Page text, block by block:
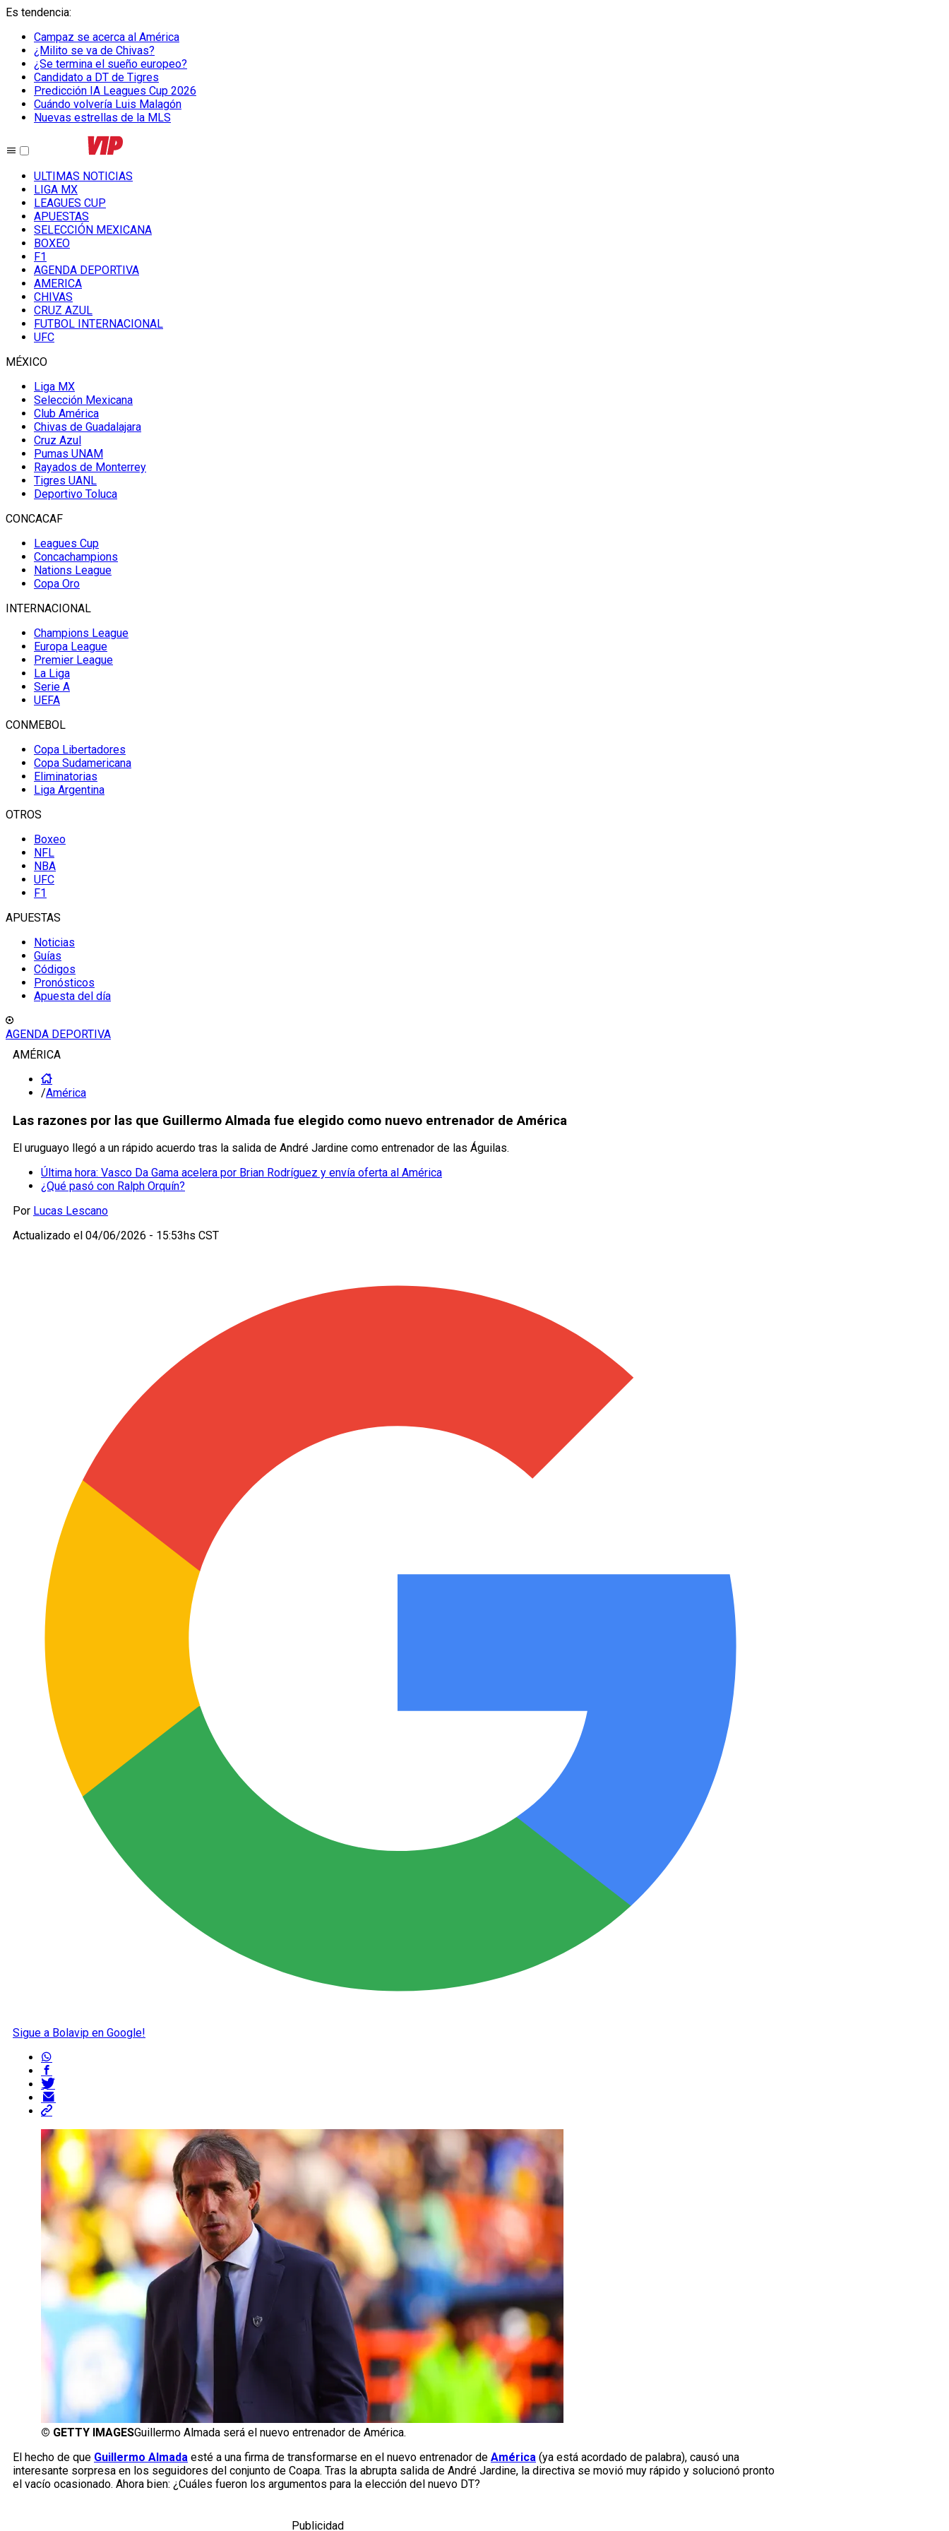
Es tendencia:
Campaz se acerca al América
¿Milito se va de Chivas?
¿Se termina el sueño europeo?
Candidato a DT de Tigres
Predicción IA Leagues Cup 2026
Cuándo volvería Luis Malagón
Nuevas estrellas de la MLS
ULTIMAS NOTICIAS
LIGA MX
LEAGUES CUP
APUESTAS
SELECCIÓN MEXICANA
BOXEO
F1
AGENDA DEPORTIVA
AMERICA
CHIVAS
CRUZ AZUL
FUTBOL INTERNACIONAL
UFC
MÉXICO
Liga MX
Selección Mexicana
Club América
Chivas de Guadalajara
Cruz Azul
Pumas UNAM
Rayados de Monterrey
Tigres UANL
Deportivo Toluca
CONCACAF
Leagues Cup
Concachampions
Nations League
Copa Oro
INTERNACIONAL
Champions League
Europa League
Premier League
La Liga
Serie A
UEFA
CONMEBOL
Copa Libertadores
Copa Sudamericana
Eliminatorias
Liga Argentina
OTROS
Boxeo
NFL
NBA
UFC
F1
APUESTAS
Noticias
Guías
Códigos
Pronósticos
Apuesta del día
AGENDA DEPORTIVA
AMÉRICA
/América
Las razones por las que Guillermo Almada fue elegido como nuevo entrenador de América
El uruguayo llegó a un rápido acuerdo tras la salida de André Jardine como entrenador de las Águilas.
Última hora: Vasco Da Gama acelera por Brian Rodríguez y envía oferta al América
¿Qué pasó con Ralph Orquín?
Por Lucas Lescano
Actualizado el 04/06/2026 - 15:53hs CST
Sigue a Bolavip en Google!
© GETTY IMAGESGuillermo Almada será el nuevo entrenador de América.
El hecho de que Guillermo Almada esté a una firma de transformarse en el nuevo entrenador de América (ya está acordado de palabra), causó una
interesante sorpresa en los seguidores del conjunto de Coapa. Tras la abrupta salida de André Jardine, la directiva se movió muy rápido y solucionó pronto
el vacío ocasionado. Ahora bien: ¿Cuáles fueron los argumentos para la elección del nuevo DT?
Publicidad